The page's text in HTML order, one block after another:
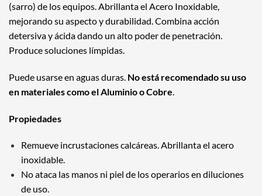
(sarro) de los equipos. Abrillanta el Acero Inoxidable,
mejorando su aspecto y durabilidad. Combina acción
detersiva y ácida dando un alto poder de penetración.
Produce soluciones límpidas.
Puede usarse en aguas duras. No está recomendado su uso
en materiales como el Aluminio o Cobre.
Propiedades
Remueve incrustaciones calcáreas. Abrillanta el acero
inoxidable.
No ataca las manos ni piel de los operarios en diluciones
de uso.